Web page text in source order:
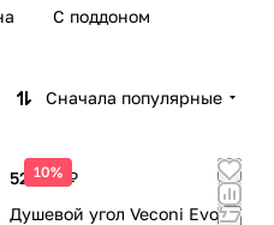
С поддоном
Сначала популярные
10%
52 010 ₽
Душевой угол Veconi Evo